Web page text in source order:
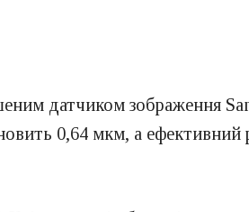
датчиком зображення
0,64 мкм, а ефективний